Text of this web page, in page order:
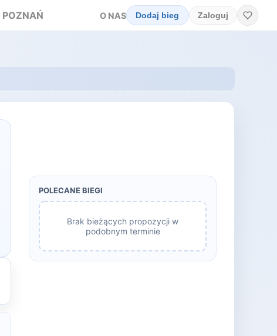
POZNAŃ O NAS Dodaj bieg Zaloguj
POLECANE BIEGI
Brak bieżących propozycji w
podobnym terminie